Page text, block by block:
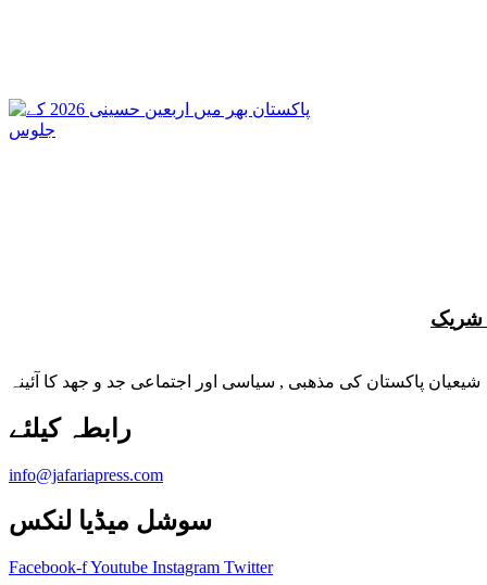
شیعیان پاکستان کی مذهبی , سیاسی اور اجتماعی جد و جهد کا آئینہ
info@jafariapress.com​
سوشل میڈیا لنکس
Facebook-fYoutube Instagram Twitter